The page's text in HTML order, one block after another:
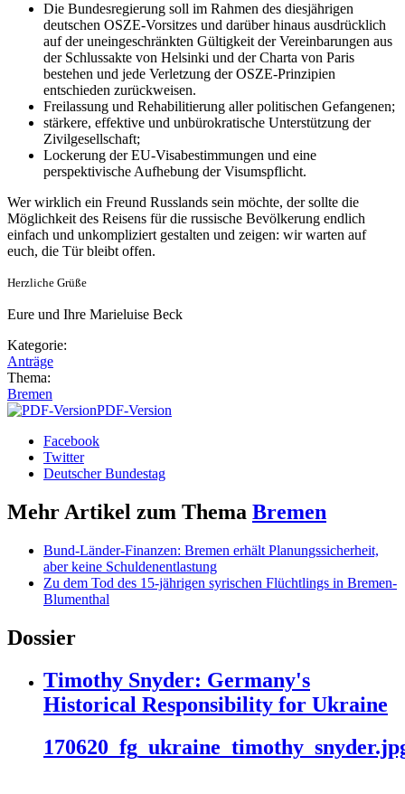
Die Bundesregierung soll im Rahmen des diesjährigen
deutschen OSZE-Vorsitzes und darüber hinaus ausdrücklich
auf der uneingeschränkten Gültigkeit der Vereinbarungen aus
der Schlussakte von Helsinki und der Charta von Paris
bestehen und jede Verletzung der OSZE-Prinzipien
entschieden zurückweisen.
Freilassung und Rehabilitierung aller politischen Gefangenen;
stärkere, effektive und unbürokratische Unterstützung der
Zivilgesellschaft;
Lockerung der EU-Visabestimmungen und eine
perspektivische Aufhebung der Visumspflicht.
Wer wirklich ein Freund Russlands sein möchte, der sollte die
Möglichkeit des Reisens für die russische Bevölkerung endlich
einfach und unkompliziert gestalten und zeigen: wir warten auf
euch, die Tür bleibt offen.
Herzliche Grüße
Eure und Ihre Marieluise Beck
Kategorie:
Anträge
Thema:
Bremen
PDF-Version
Facebook
Twitter
Deutscher Bundestag
Mehr Artikel zum Thema Bremen
Bund-Länder-Finanzen: Bremen erhält Planungssicherheit,
aber keine Schuldenentlastung
Zu dem Tod des 15-jährigen syrischen Flüchtlings in Bremen-
Blumenthal
Dossier
Timothy Snyder: Germany's
Historical Responsibility for Ukraine